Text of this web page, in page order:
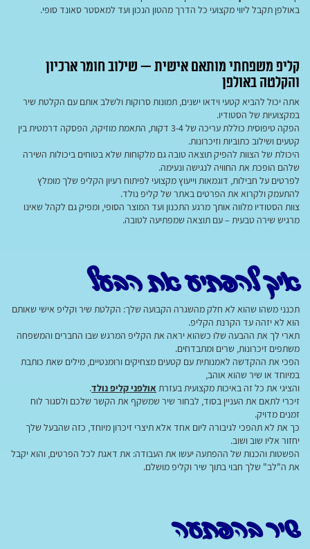
באולפן תקבל ליווי מקצועי כל הדרך מהטון הנכון ועד למאסטר סאונד סופי.
קליפ משפחתי מותאם אישית — שילוב חומר ארכיון
והקלטה באולפן
אתה יכול להביא קטעי וידאו ישנים, תמונות סרוקות ולשלב אותם עם הקלטת שיר
במקצועיות של הסטודיו.
הפקה טיפוסית כוללת עריכה של 3-4 דקות, התאמת מוזיקה, הפסקה דרמטית בין
קטעים ושילוב כתוביות וזיכרונות.
היכולת של הצוות להפיק תוצאה טובה גם מלקוחות שלא בטוחים ביכולות השירה
שלהם הופכת את החוויה לנגישה ונעימה.
לפרטים על חבילות, דוגמאות וייעוץ מקצועי לפיתוח רעיון הקליפ שלך מומלץ
להתעמק ולקרוא את הפרטים באתר של קליפ נולד.
צוות הסטודיו מלווה אותך מרגע התכנון ועד המוצר הסופי, ומפיק גם לקהל שאינו
מרגיש שירה טבעית – עם תוצאה שמפתיעה לטובה.
איך להפתיע את הבעל
תכנני משהו שהוא לא חלק מהשגרה הקבועה שלך: הקלטת שיר וקליפ אישי שאותם
הוא לא יזהה עד הקרנת הקליפ.
תארי לך את ההבעה שלו כשהוא יראה את הקליפ המרגש שבו החברים והמשפחה
משתפים זיכרונות, שרים ומתבדחים.
הפכי את ההקדשה לאמנותית עם קטעים מצחיקים ורומנטיים, מילים שאת כותבת
במיוחד או שיר שהוא אוהב,
והציגי את כל זה באיכות מקצועית בעזרת אולפני קליפ נולד.
זיכרי לתאם את העניין בסוד, לבחור שיר שמשקף את הקשר שלכם ולסגור לוח
זמנים מדויק.
כך את לא תהפכי לגיבורה ליום אחד אלא תיצרי זיכרון מיוחד, כזה שהבעל שלך
יחזור אליו שוב ושוב.
הפשטות והכנות של ההפתעה יעשו את העבודה: את דאגת לכל הפרטים, והוא יקבל
את ה"לב" שלך חבוי בתוך שיר וקליפ מושלם.
שיר בהפתעה